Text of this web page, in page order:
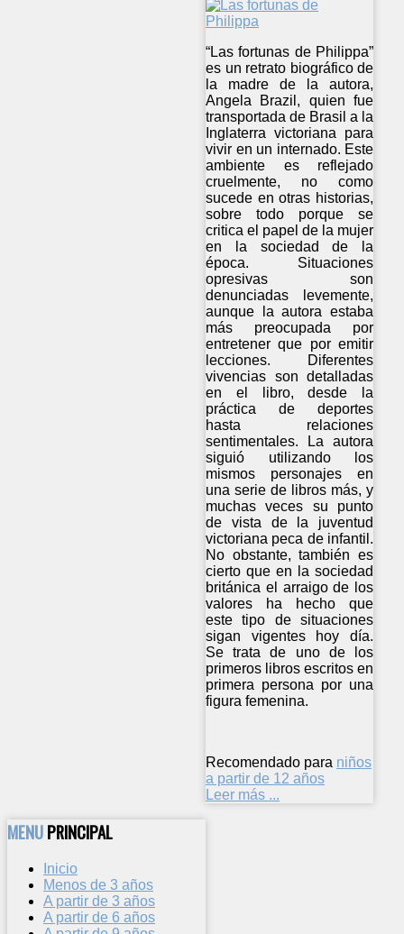
“Las fortunas de Philippa”
es un retrato biográfico de
la madre de la autora,
Angela Brazil, quien fue
transportada de Brasil a la
Inglaterra victoriana para
vivir en un internado. Este
ambiente es reflejado
cruelmente, no como
sucede en otras historias,
sobre todo porque se
critica el papel de la mujer
en la sociedad de la
época. Situaciones
opresivas son
denunciadas levemente,
aunque la autora estaba
más preocupada por
entretener que por emitir
lecciones. Diferentes
vivencias son detalladas
en el libro, desde la
práctica de deportes
hasta relaciones
sentimentales. La autora
siguió utilizando los
mismos personajes en
una serie de libros más, y
muchas veces su punto
de vista de la juventud
victoriana peca de infantil.
No obstante, también es
cierto que en la sociedad
británica el arraigo de los
valores ha hecho que
este tipo de situaciones
sigan vigentes hoy día.
Se trata de uno de los
primeros libros escritos en
primera persona por una
figura femenina.
Recomendado para niños
a partir de 12 años
Leer más ...
MENUPRINCIPAL
Inicio
Menos de 3 años
A partir de 3 años
A partir de 6 años